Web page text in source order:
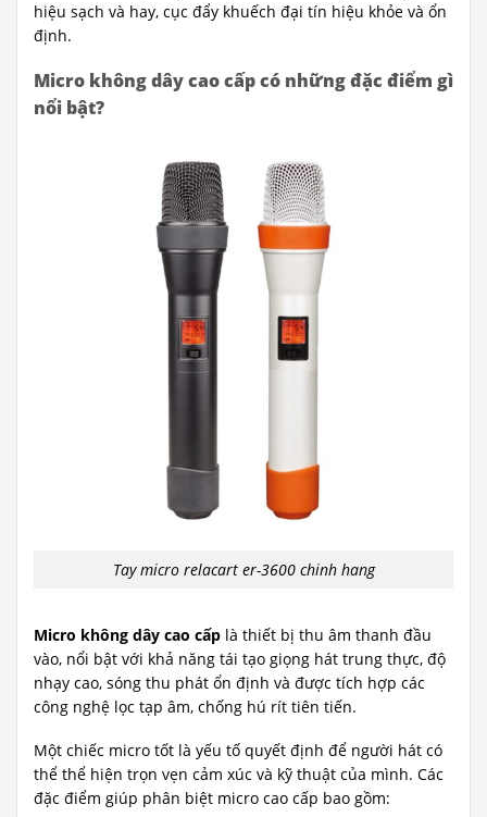
hiệu sạch và hay, cục đẩy khuếch đại tín hiệu khỏe và ổn
định.
Micro không dây cao cấp có những đặc điểm gì
nổi bật?
Tay micro relacart er-3600 chinh hang
Micro không dây cao cấp là thiết bị thu âm thanh đầu
vào, nổi bật với khả năng tái tạo giọng hát trung thực, độ
nhạy cao, sóng thu phát ổn định và được tích hợp các
công nghệ lọc tạp âm, chống hú rít tiên tiến.
Một chiếc micro tốt là yếu tố quyết định để người hát có
thể thể hiện trọn vẹn cảm xúc và kỹ thuật của mình. Các
đặc điểm giúp phân biệt micro cao cấp bao gồm: